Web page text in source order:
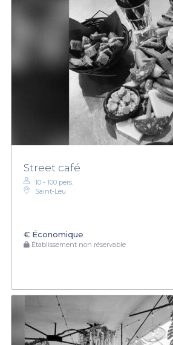
Street café
10 - 100 pers.
Saint‑Leu
€ Économique
Établissement non réservable